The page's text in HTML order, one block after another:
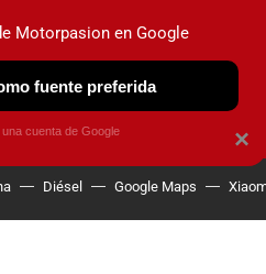
OBSERVATORIO
Diésel Google Maps
×
Motorpasion en Google
fuente preferida
cuenta de Google